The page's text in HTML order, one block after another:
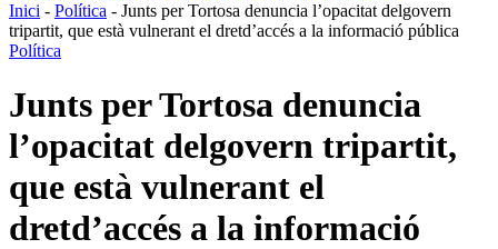
Inici - Política - Junts per Tortosa denuncia l’opacitat delgovern
tripartit, que està vulnerant el dretd’accés a la informació pública
Política
Junts per Tortosa denuncia
l’opacitat delgovern tripartit,
que està vulnerant el
dretd’accés a la informació